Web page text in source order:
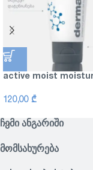
active moist
120,00 ₾
ᲩᲔᲛᲘ ᲐᲜᲒᲐᲠᲘᲨᲘ
ᲛᲝᲛᲡᲐᲮᲣᲠᲔᲑᲐ